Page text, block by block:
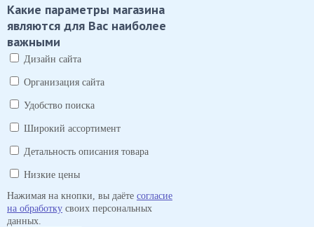
Какие параметры магазина
являются для Вас наиболее
важными
Дизайн сайта
Организация сайта
Удобство поиска
Широкий ассортимент
Детальность описания товара
Низкие цены
Нажимая на кнопки, вы даёте согласие
на обработку своих персональных
данных.